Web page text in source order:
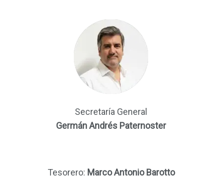
Secretaría General
Germán Andrés Paternoster
Tesorero: Marco Antonio Barotto